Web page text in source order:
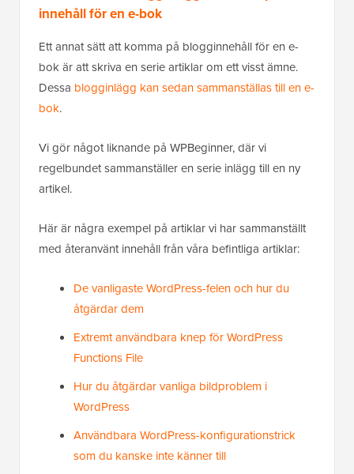
innehåll för en e-bok
Ett annat sätt att komma på blogginnehåll för en e-
bok är att skriva en serie artiklar om ett visst ämne.
Dessa blogginlägg kan sedan sammanställas till en e-
bok.
Vi gör något liknande på WPBeginner, där vi
regelbundet sammanställer en serie inlägg till en ny
artikel.
Här är några exempel på artiklar vi har sammanställt
med återanvänt innehåll från våra befintliga artiklar:
De vanligaste WordPress-felen och hur du
åtgärdar dem
Extremt användbara knep för WordPress
Functions File
Hur du åtgärdar vanliga bildproblem i
WordPress
Användbara WordPress-konfigurationstrick
som du kanske inte känner till